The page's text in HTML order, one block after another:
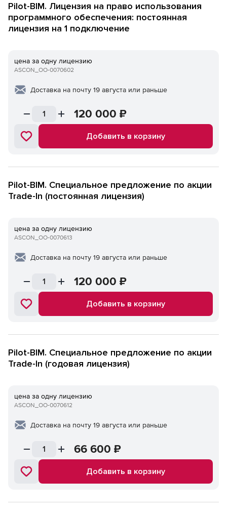
Pilot-BIM. Лицензия на право использования
программного обеспечения: постоянная
лицензия на 1 подключение
цена за одну лицензию
ASCON_ОО-0070602
Доставка на почту 19 августа или раньше
120 000 ₽
Добавить в корзину
Pilot-BIM. Специальное предложение по акции
Trade-In (постоянная лицензия)
цена за одну лицензию
ASCON_ОО-0070613
Доставка на почту 19 августа или раньше
120 000 ₽
Добавить в корзину
Pilot-BIM. Специальное предложение по акции
Trade-In (годовая лицензия)
цена за одну лицензию
ASCON_ОО-0070612
Доставка на почту 19 августа или раньше
66 600 ₽
Добавить в корзину